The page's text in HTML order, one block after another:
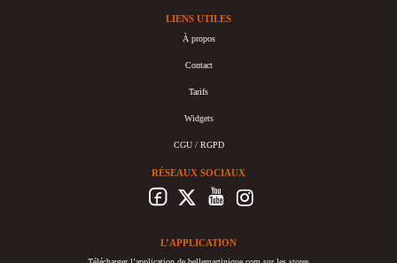
LIENS UTILES
À propos
Contact
Tarifs
Widgets
CGU / RGPD
RÉSEAUX SOCIAUX
L’APPLICATION